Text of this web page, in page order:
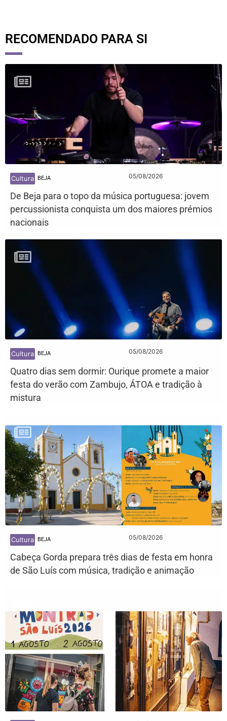
RECOMENDADO PARA SI
Cultura BEJA 05/08/2026
De Beja para o topo da música portuguesa: jovem
percussionista conquista um dos maiores prémios
nacionais
Cultura BEJA 05/08/2026
Quatro dias sem dormir: Ourique promete a maior
festa do verão com Zambujo, ÁTOA e tradição à
mistura
Cultura BEJA 05/08/2026
Cabeça Gorda prepara três dias de festa em honra
de São Luís com música, tradição e animação